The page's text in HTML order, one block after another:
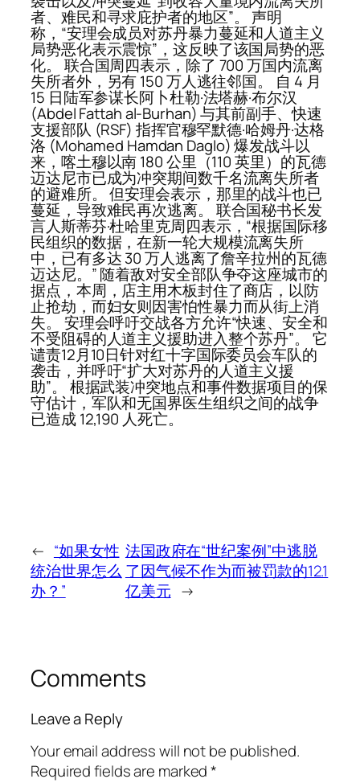
者、难民和寻求庇护者的地区”。 声明
称，“安理会成员对苏丹暴力蔓延和人道主义
局势恶化表示震惊”，这反映了该国局势的恶
化。 联合国周四表示，除了 700 万国内流离
失所者外，另有 150 万人逃往邻国。 自 4 月
15 日陆军参谋长阿卜杜勒·法塔赫·布尔汉
(Abdel Fattah al-Burhan) 与其前副手、快速
支援部队 (RSF) 指挥官穆罕默德·哈姆丹·达格
洛 (Mohamed Hamdan Daglo) 爆发战斗以
来，喀土穆以南 180 公里（110 英里）的瓦德
迈达尼市已成为冲突期间数千名流离失所者
的避难所。 但安理会表示，那里的战斗也已
蔓延，导致难民再次逃离。 联合国秘书长发
言人斯蒂芬·杜哈里克周四表示，“根据国际移
民组织的数据，在新一轮大规模流离失所
中，已有多达 30 万人逃离了詹辛拉州的瓦德
迈达尼。” 随着敌对安全部队争夺这座城市的
据点，本周，店主用木板封住了商店，以防
止抢劫，而妇女则因害怕性暴力而从街上消
失。 安理会呼吁交战各方允许“快速、安全和
不受阻碍的人道主义援助进入整个苏丹”。 它
谴责12月10日针对红十字国际委员会车队的
袭击，并呼吁“扩大对苏丹的人道主义援
助”。 根据武装冲突地点和事件数据项目的保
守估计，军队和无国界医生组织之间的战争
已造成 12,190 人死亡。
← “如果女性
统治世界怎么
办？”
法国政府在“世纪案例”中逃脱
了因气候不作为而被罚款的12.1
亿美元 →
Comments
Leave a Reply
Your email address will not be published.
Required fields are marked*